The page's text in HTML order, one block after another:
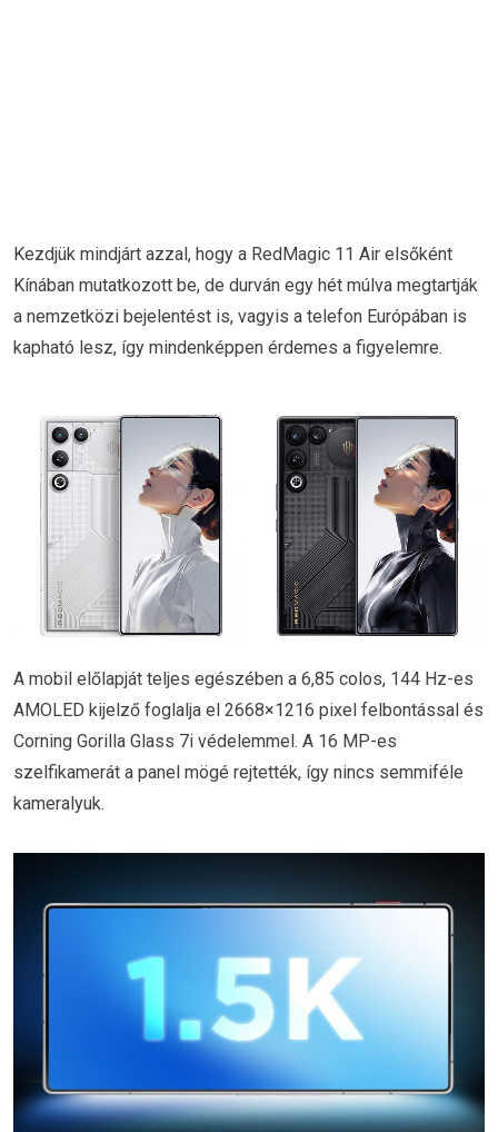
Kezdjük mindjárt azzal, hogy a RedMagic 11 Air elsőként
Kínában mutatkozott be, de durván egy hét múlva megtartják
a nemzetközi bejelentést is, vagyis a telefon Európában is
kapható lesz, így mindenképpen érdemes a figyelemre.
A mobil előlapját teljes egészében a 6,85 colos, 144 Hz-es
AMOLED kijelző foglalja el 2668×1216 pixel felbontással és
Corning Gorilla Glass 7i védelemmel. A 16 MP-es
szelfikamerát a panel mögé rejtették, így nincs semmiféle
kameralyuk.